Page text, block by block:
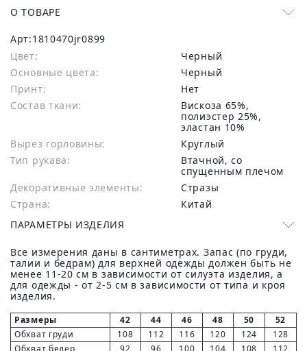
О ТОВАРЕ
Арт:1810470jr0899
Цвет:
Черный
Основные цвета:
черный
Принт:
Нет
Состав ткани:
вискоза 65%,
полиэстер 25%,
эластан 10%
Вырез горловины:
Круглый
Тип рукава:
Втачной, со
спущенным плечом
Декоративные элементы:
Стразы
Страна:
Китай
ПАРАМЕТРЫ ИЗДЕЛИЯ
Все измерения даны в сантиметрах. Запас (по груди,
талии и бедрам) для верхней одежды должен быть не
менее 11-20 см в зависимости от силуэта изделия, а
для одежды - от 2-5 см в зависимости от типа и кроя
изделия.
Размеры 42 44 46 48 50
52
Обхват груди
108 112 116 120 124
128
Обхват бедер
92 96 100 104 108
112